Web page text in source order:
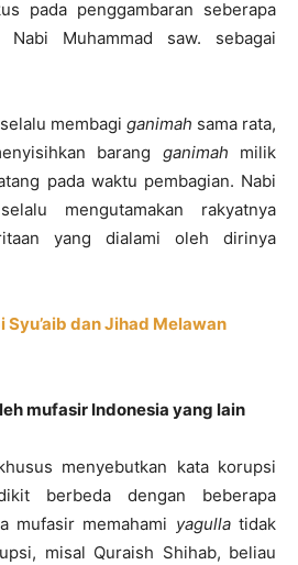
pada penggambaran seberapa
Muhammad saw. sebagai
membagi ganimah sama rata,
barang ganimah milik
pada waktu pembagian. Nabi
mengutamakan rakyatnya
yang dialami oleh dirinya
Syu’aib dan Jihad Melawan
mufasir Indonesia yang lain
menyebutkan kata korupsi
berbeda dengan beberapa
mufasir memahami yagullatidak
misal Quraish Shihab, beliau